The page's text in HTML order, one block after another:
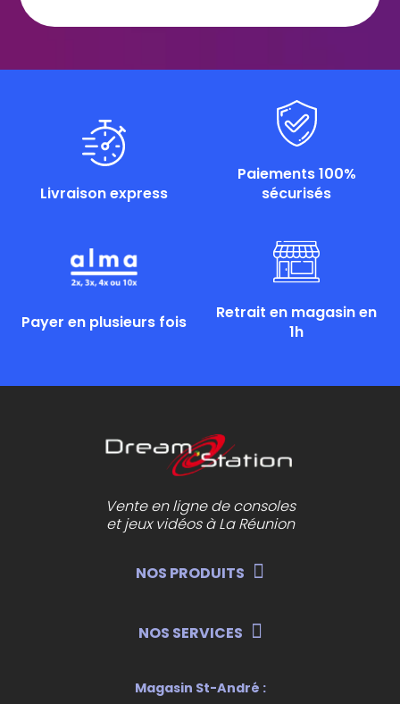
Livraison express
Paiements 100%
sécurisés
Payer en plusieurs fois
Retrait en magasin en
1h
Vente en ligne de consoles
et jeux vidéos à La Réunion
NOS PRODUITS
NOS SERVICES
Magasin St-André :